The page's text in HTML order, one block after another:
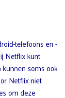
telefoons en -
Netflix kunt
soms ook
Netflix niet
om deze